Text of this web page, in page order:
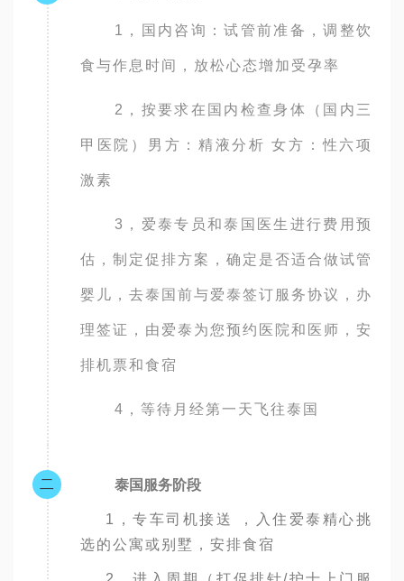
1，国内咨询：试管前准备，调整饮
食与作息时间，放松心态增加受孕率
2，按要求在国内检查身体（国内三
甲医院）男方：精液分析 女方：性六项
激素
3，爱泰专员和泰国医生进行费用预
估，制定促排方案，确定是否适合做试管
婴儿，去泰国前与爱泰签订服务协议，办
理签证，由爱泰为您预约医院和医师，安
排机票和食宿
4，等待月经第一天飞往泰国
二 泰国服务阶段
1，专车司机接送 ，入住爱泰精心挑
选的公寓或别墅，安排食宿